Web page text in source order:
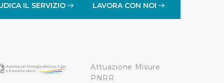
che l’Utente ha fornito
i singoli cookie
IL SERVIZIO LAVORA CON NOI
Attuazione Misure
PNRR